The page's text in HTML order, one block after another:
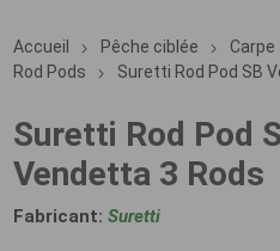
Accueil Pêche ciblée Carpe
Rod Pods
Suretti Rod Pod SB
Suretti Rod Pod
Vendetta 3 Rods
Fabricant: Suretti